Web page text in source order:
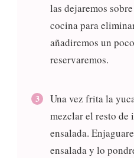
las dejaremos
cocina para
añadiremos un
reservaremos.
Una vez frita la
mezclar el resto de
ensalada.
ensalada y lo